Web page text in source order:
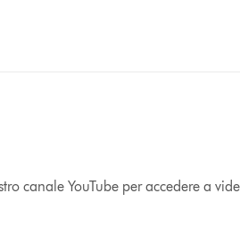
canale YouTube per accedere a